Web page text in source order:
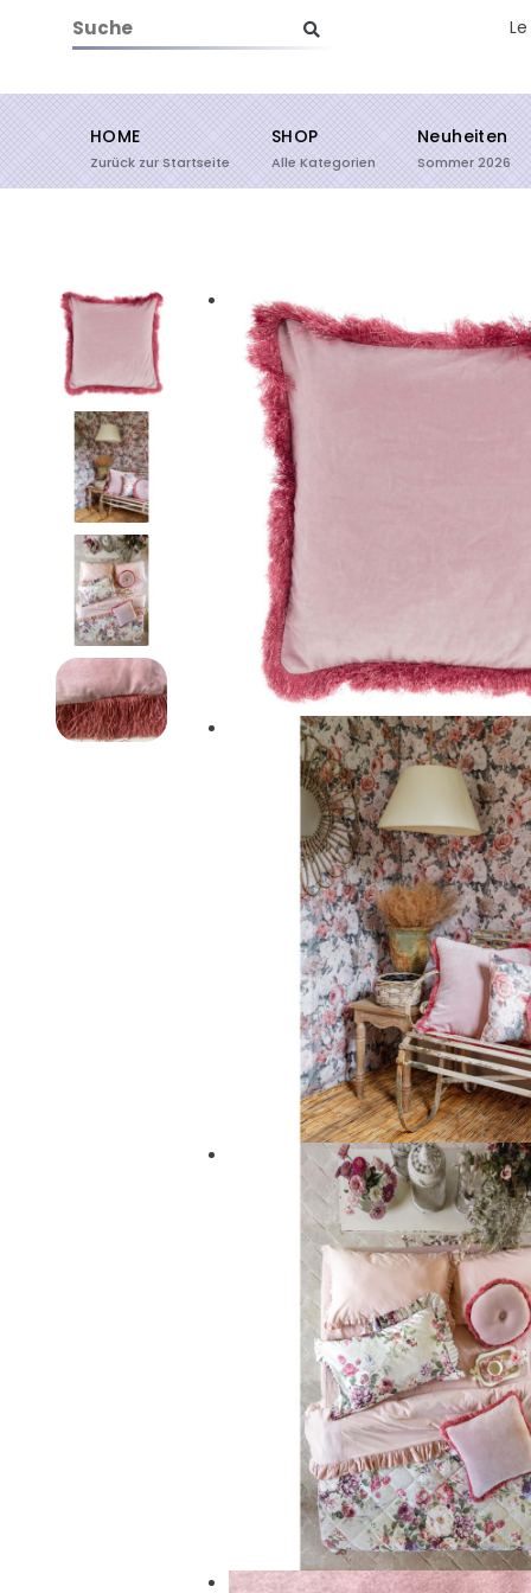
Suche starten
HOME
Zurück zur Startseite
SHOP
Alle Kategorien
Neuheiten
Sommer 2026